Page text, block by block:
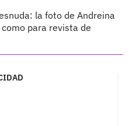
la foto de Andreina
para revista de